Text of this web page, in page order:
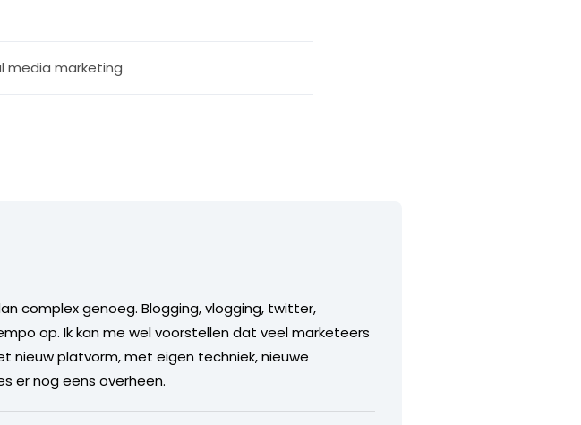
media marketing
complex genoeg. Blogging, vlogging, twitter,
op. Ik kan me wel voorstellen dat veel marketeers
nieuw platvorm, met eigen techniek, nieuwe
er nog eens overheen.